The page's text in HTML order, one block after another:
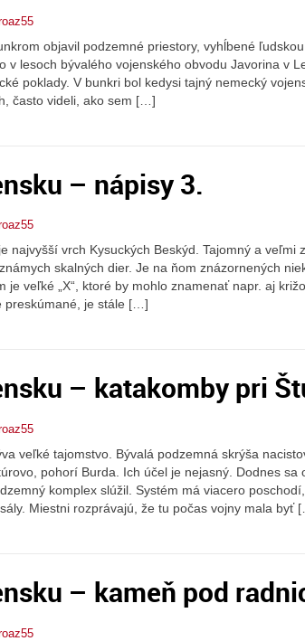
objavil podzemné priestory, vyhĺbené
v lesoch bývalého vojenského obvodu Javorina v
poklady. V bunkri bol kedysi tajný nemecký
často videli, ako sem […]
– nápisy 3.
najvyšší vrch Kysuckých Beskýd. Tajomný a veľmi
skalných dier. Je na ňom znázornených
je veľké „X“, ktoré by mohlo znamenať napr. aj
preskúmané, je stále […]
– katakomby pri
veľké tajomstvo. Bývalá podzemná skrýša
pohorí Burda. Ich účel je nejasný. Dodnes sa
komplex slúžil. Systém má viacero poschodí,
Miestni rozprávajú, že tu počas vojny mala byť
– kameň pod